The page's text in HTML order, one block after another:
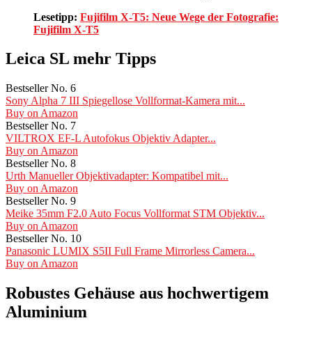
Lesetipp: Fujifilm X-T5: Neue Wege der Fotografie:
Fujifilm X-T5
Leica SL mehr Tipps
Bestseller No. 6
Sony Alpha 7 III Spiegellose Vollformat-Kamera mit...
Buy on Amazon
Bestseller No. 7
VILTROX EF-L Autofokus Objektiv Adapter...
Buy on Amazon
Bestseller No. 8
Urth Manueller Objektivadapter: Kompatibel mit...
Buy on Amazon
Bestseller No. 9
Meike 35mm F2.0 Auto Focus Vollformat STM Objektiv...
Buy on Amazon
Bestseller No. 10
Panasonic LUMIX S5II Full Frame Mirrorless Camera...
Buy on Amazon
Robustes Gehäuse aus hochwertigem
Aluminium